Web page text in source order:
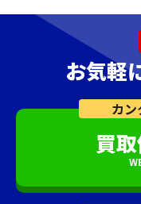
お気軽
カン
買